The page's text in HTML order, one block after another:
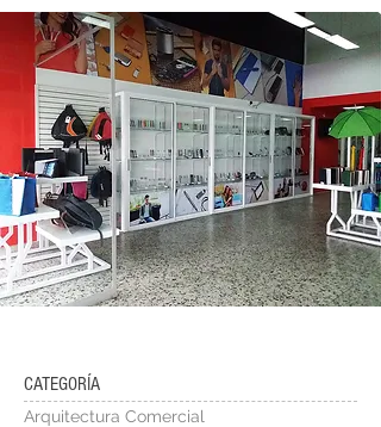
CATEGORÍA
Arquitectura Comercial